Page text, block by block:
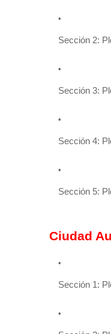
Sección 2:
Sección 3:
Sección 4:
Sección 5:
Ciudad
Sección 1: